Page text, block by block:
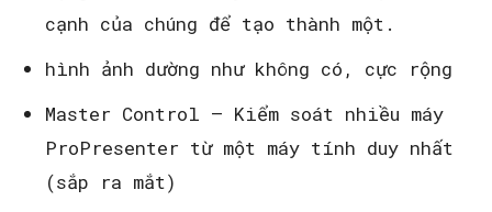
cạnh của chúng để tạo thành một.
hình ảnh dường như không có, cực rộng
Master Control – Kiểm soát nhiều máy
ProPresenter từ một máy tính duy nhất
(sắp ra mắt)